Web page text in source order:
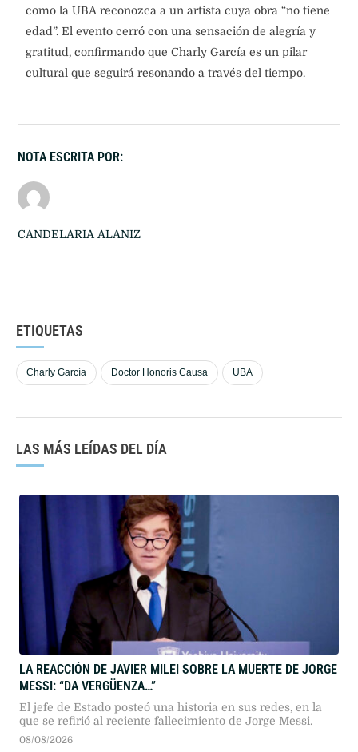
como la UBA reconozca a un artista cuya obra “no tiene
edad”. El evento cerró con una sensación de alegría y
gratitud, confirmando que Charly García es un pilar
cultural que seguirá resonando a través del tiempo.
NOTA ESCRITA POR:
CANDELARIA ALANIZ
ETIQUETAS
Charly García Doctor Honoris Causa UBA
LAS MÁS LEÍDAS DEL DÍA
LA REACCIÓN DE JAVIER MILEI SOBRE LA MUERTE DE JORGE
MESSI: “DA VERGÜENZA…”
El jefe de Estado posteó una historia en sus redes, en la
que se refirió al reciente fallecimiento de Jorge Messi.
08/08/2026